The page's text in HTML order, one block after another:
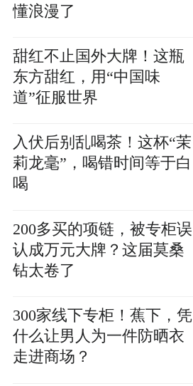
懂浪漫了
甜红不止国外大牌！这瓶
东方甜红，用“中国味
道”征服世界
入伏后别乱喝茶！这杯“茉
莉龙毫”，喝错时间等于白
喝
200多买的项链，被专柜误
认成万元大牌？这届莫桑
钻太卷了
300家线下专柜！蕉下，凭
什么让男人为一件防晒衣
走进商场？